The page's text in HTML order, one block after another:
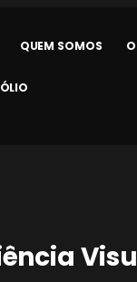
QUEM SOMOS